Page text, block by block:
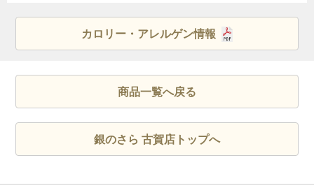
カロリー・アレルゲン情報
商品一覧へ戻る
銀のさら 古賀店トップへ